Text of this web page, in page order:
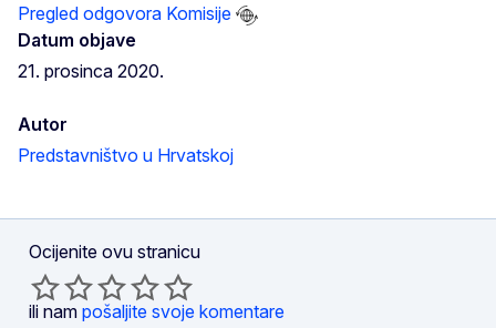
Pregled odgovora Komisije
Datum objave
21. prosinca 2020.
Autor
Predstavništvo u Hrvatskoj
Ocijenite ovu stranicu
ili nam pošaljite svoje komentare